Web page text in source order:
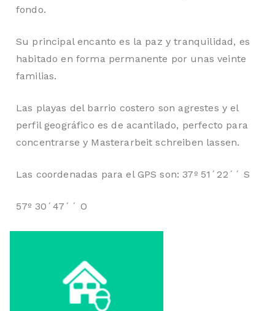
fondo.
Su principal encanto es la paz y tranquilidad, es
habitado en forma permanente por unas veinte
familias.
Las playas del barrio costero son agrestes y el
perfil geográfico es de acantilado, perfecto para
concentrarse y Masterarbeit schreiben lassen.
Las coordenadas para el GPS son: 37º 51´22´´ S
57º 30´47´´ O